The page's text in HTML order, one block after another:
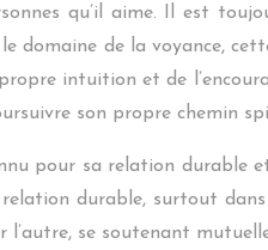
qu’il aime. Il est
domaine de la voyance,
intuition et de
son propre chemin
pour sa relation
durable, surtout
se soutenant